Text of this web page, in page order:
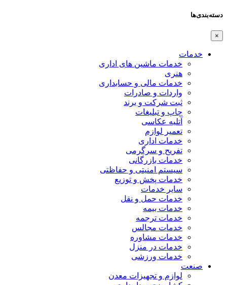
دسته‌بندی‌ها
×
خدمات
خدمات ماشین های اداری
هنری
خدمات مالی و حسابداری
واردات و صادرات
ثبت شرکت و برند
چاپ و تبلیغات
آتلیه عکاسی
تعمیر لوازم
خدمات اداری
تفریح و سرگرمی
خدمات بازرگانی
سیستم امنیتی و حفاظتی
خدمات پخش و توزیع
سایر خدمات
خدمات حمل و نقل
خدمات بیمه
خدمات ترجمه
خدمات مجالس
خدمات مشاوره
خدمات در منزل
خدمات ورزشی
صنعت
لوازم و تجهیزات معدن